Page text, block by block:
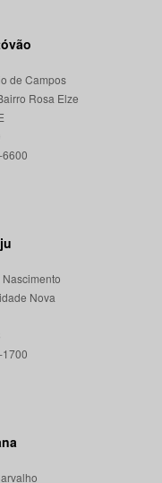
de Campos
Rosa Elze
Nova